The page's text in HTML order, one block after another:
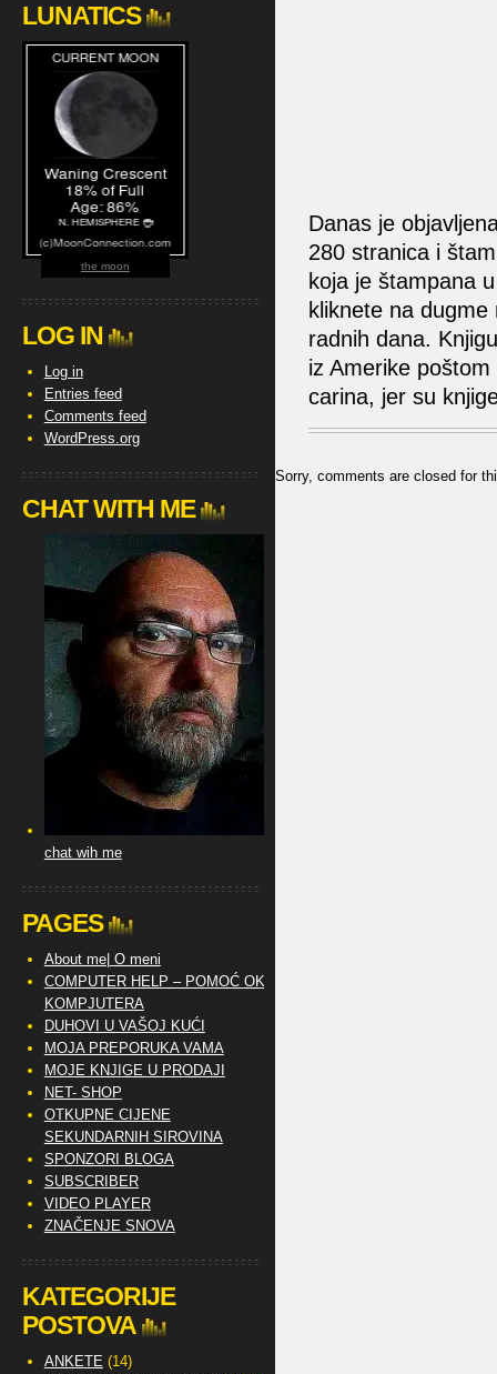
Danas je
280 stranica i
koja je štampana
kliknete na
radnih dana.
iz Amerike
carina, jer su
Sorry, comments are closed for
LUNATICS
the moon
LOG IN
Log in
Entries feed
Comments feed
WordPress.org
CHAT WITH ME
chat wih me
PAGES
About me| O meni
COMPUTER HELP – POMOĆ OKO
KOMPJUTERA
DUHOVI U VAŠOJ KUĆI
MOJA PREPORUKA VAMA
MOJE KNJIGE U PRODAJI
NET- SHOP
OTKUPNE CIJENE
SEKUNDARNIH SIROVINA
SPONZORI BLOGA
SUBSCRIBER
VIDEO PLAYER
ZNAČENJE SNOVA
KATEGORIJE
POSTOVA
ANKETE (14)